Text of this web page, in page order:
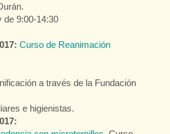
de 9:00-14:30
Curso de Reanimación
a través de la Fundación
e higienistas.